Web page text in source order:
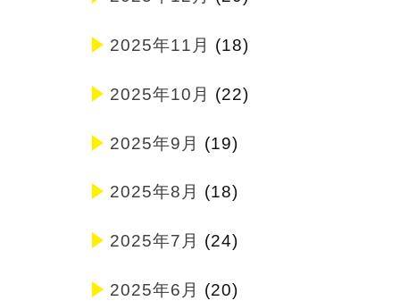
2025年11月 (18)
2025年10月 (22)
2025年9月 (19)
2025年8月 (18)
2025年7月 (24)
2025年6月 (20)